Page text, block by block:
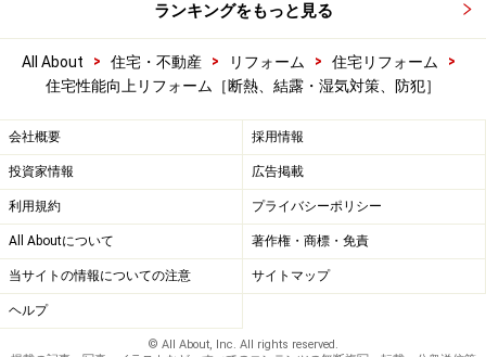
ランキングをもっと見る
All About > 住宅・不動産 > リフォーム > 住宅リフォーム
>
住宅性能向上リフォーム［断熱、結露・湿気対策、防犯］
会社概要 採用情報
投資家情報 広告掲載
利用規約 プライバシーポリシー
All Aboutについて 著作権・商標・免責
当サイトの情報についての注意 サイトマップ
ヘルプ
© All About, Inc. All rights reserved.